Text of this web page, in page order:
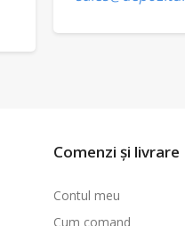
Comenzi și livrare
Contul meu
Cum comand